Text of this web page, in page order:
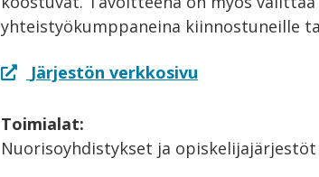
yhteistyökumppaneina kiinnostuneille
Järjestön verkkosivu
Toimialat:
Nuorisoyhdistykset ja opiskelijajärjestöt